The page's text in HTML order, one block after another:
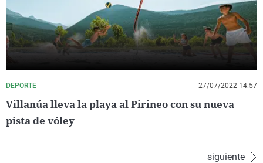
DEPORTE 27/07/2022 14:57
Villanúa lleva la playa al Pirineo con su nueva
pista de vóley
siguiente